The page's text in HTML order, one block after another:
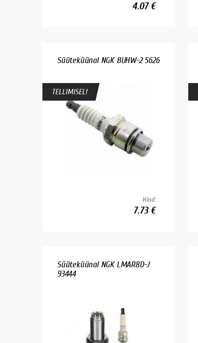
4.07 €
Süüteküünal NGK BUHW-2 5626
TELLIMISEL!
Hind:
7.73 €
Süüteküünal NGK LMAR8D-J
93444